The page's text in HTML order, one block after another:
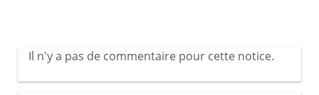
Il n'y a pas de commentaire pour cette notice.